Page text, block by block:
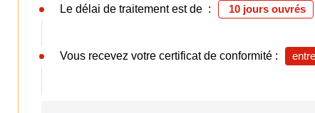
Le délai de traitement est de : 10 jours ouvrés
Vous recevez votre certificat de conformité :